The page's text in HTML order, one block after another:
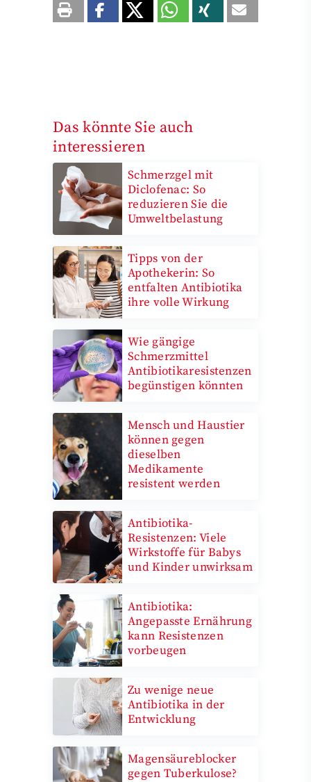
Das könnte Sie auch
interessieren
Schmerzgel mit
Diclofenac: So
reduzieren Sie die
Umweltbelastung
Tipps von der
Apothekerin: So
entfalten Antibiotika
ihre volle Wirkung
Wie gängige
Schmerzmittel
Antibiotikaresistenzen
begünstigen könnten
Mensch und Haustier
können gegen
dieselben
Medikamente
resistent werden
Antibiotika-
Resistenzen: Viele
Wirkstoffe für Babys
und Kinder unwirksam
Antibiotika:
Angepasste Ernährung
kann Resistenzen
vorbeugen
Zu wenige neue
Antibiotika in der
Entwicklung
Magensäureblocker
gegen Tuberkulose?